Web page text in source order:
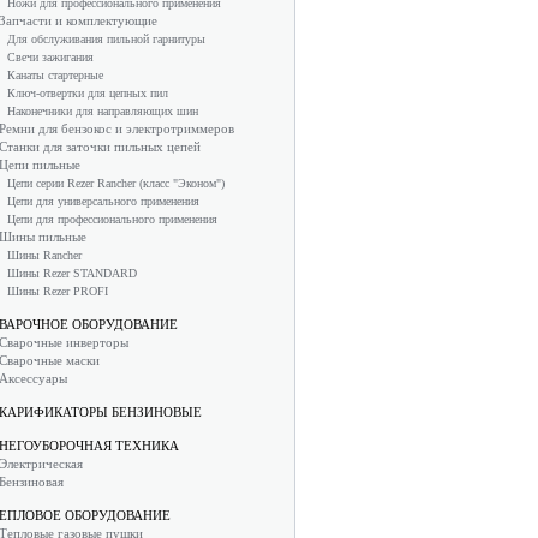
Ножи для профессионального применения
Запчасти и комплектующие
Для обслуживания пильной гарнитуры
Свечи зажигания
Канаты стартерные
Ключ-отвертки для цепных пил
Наконечники для направляющих шин
Ремни для бензокос и электротриммеров
Станки для заточки пильных цепей
Цепи пильные
Цепи серии Rezer Rancher (класс "Эконом")
Цепи для универсального применения
Цепи для профессионального применения
Шины пильные
Шины Rancher
Шины Rezer STANDARD
Шины Rezer PROFI
ОБОРУДОВАНИЕ
Сварочные инверторы
Сварочные маски
Аксессуары
БЕНЗИНОВЫЕ
ТЕХНИКА
Электрическая
Бензиновая
ОБОРУДОВАНИЕ
Тепловые газовые пушки